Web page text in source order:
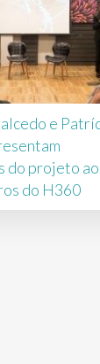
e
do projeto
do H360